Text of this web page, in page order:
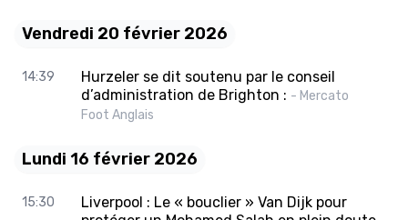
Vendredi 20 février 2026
14:39
Hurzeler se dit soutenu par le conseil
d’administration de Brighton : - Mercato
Foot Anglais
Lundi 16 février 2026
15:30
Liverpool : Le « bouclier » Van Dijk pour